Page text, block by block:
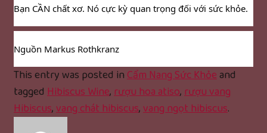
Bạn CẦN chất xơ. Nó cực kỳ quan trọng đối với sức khỏe.
Nguồn Markus Rothkranz
This entry was posted inCẩm Nang Sức Khỏeand
tagged Hibiscus Wine,rượu hoa atiso,rượu vang
Hibiscus,vang chát hibiscus,vang ngọt hibiscus.